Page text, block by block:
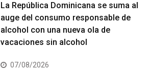
La República Dominicana se suma al
auge del consumo responsable de
alcohol con una nueva ola de
vacaciones sin alcohol
07/08/2026